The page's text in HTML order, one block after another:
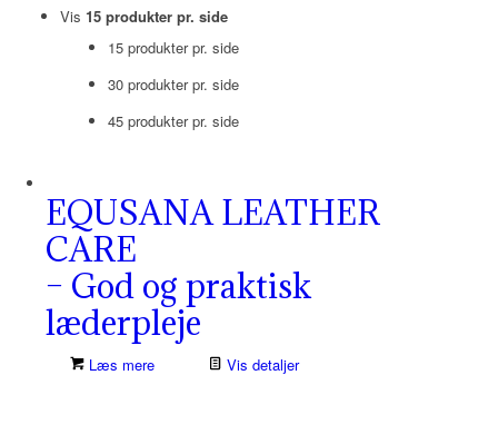
Vis 15 produkter pr. side
15 produkter pr. side
30 produkter pr. side
45 produkter pr. side
EQUSANA LEATHER
CARE
– God og praktisk
læderpleje
Læs mere Vis detaljer